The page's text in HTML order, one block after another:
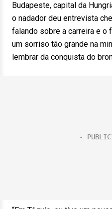
Budapeste, capital da
o nadador deu entrevista
falando sobre a carreira e o
um sorriso tão grande na
lembrar da conquista do